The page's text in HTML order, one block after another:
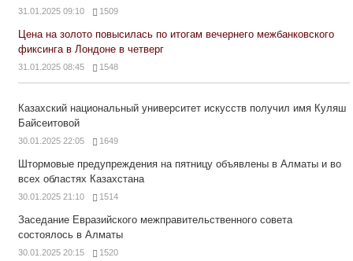
31.01.2025 09:10 1509
Цена на золото повысилась по итогам вечернего межбанковского
фиксинга в Лондоне в четверг
31.01.2025 08:45 1548
Казахский национальный университет искусств получил имя Куляш
Байсеитовой
30.01.2025 22:05 1649
Штормовые предупреждения на пятницу объявлены в Алматы и во
всех областях Казахстана
30.01.2025 21:10 1514
Заседание Евразийского межправительственного совета
состоялось в Алматы
30.01.2025 20:15 1520